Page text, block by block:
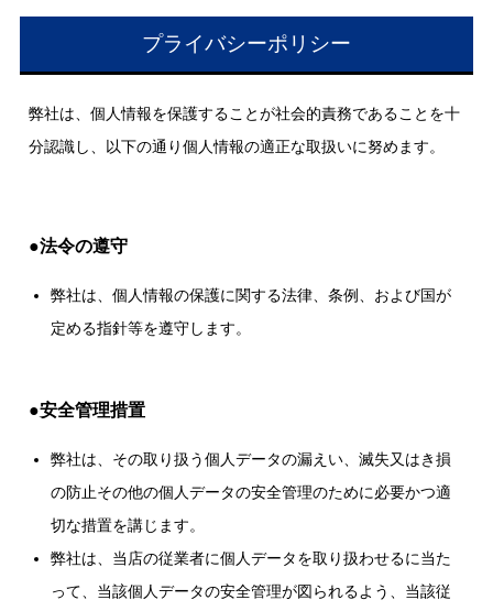
プライバシーポリシー
弊社は、個人情報を保護することが社会的責務であることを十
分認識し、以下の通り個人情報の適正な取扱いに努めます。
●法令の遵守
弊社は、個人情報の保護に関する法律、条例、および国が
定める指針等を遵守します。
●安全管理措置
弊社は、その取り扱う個人データの漏えい、滅失又はき損
の防止その他の個人データの安全管理のために必要かつ適
切な措置を講じます。
弊社は、当店の従業者に個人データを取り扱わせるに当た
って、当該個人データの安全管理が図られるよう、当該従